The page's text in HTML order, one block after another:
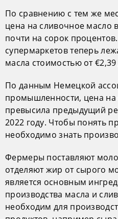
По сравнению с тем же
цена на сливочное масло
почти на сорок
супермаркетов теперь
масла стоимостью от €2,39
По данным Немецкой
промышленности, цена на
превысила предыдущий
2022 году. Чтобы понять
необходимо знать
Фермеры поставляют
отделяют жир от сырого
является основным
производства масла и
необходим для